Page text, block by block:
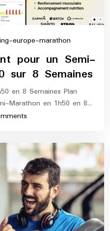
ing-europe-marathon
europe-
marathon
pour un Semi-
sur 8 Semaines
en 8 Semaines Plan
Marathon en 1h50 en 8…